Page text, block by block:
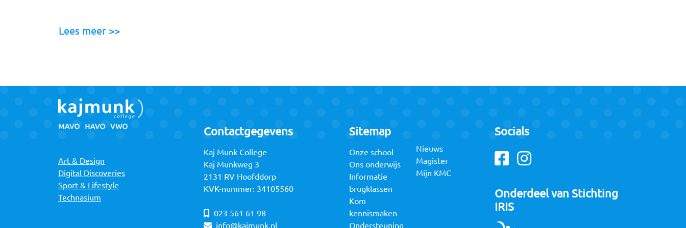
Lees meer >>
Art & Design
Digital Discoveries
Sport & Lifestyle
Technasium
Contactgegevens
Kaj Munk College
Kaj Munkweg 3
2131 RV Hoofddorp
KVK-nummer: 34105560
023 561 61 98
info@kajmunk.nl
Sitemap
Onze school
Ons onderwijs
Informatie
brugklassen
Kom
kennismaken
Ondersteuning
Nieuws
Magister
Mijn KMC
Socials
Facebook
Instagram
Onderdeel van Stichting
IRIS